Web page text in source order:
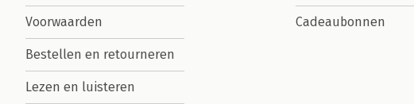
Voorwaarden
Bestellen en retourneren
Lezen en luisteren
Cadeaubonnen